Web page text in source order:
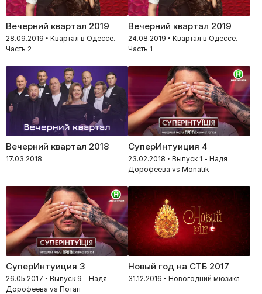
Вечерний квартал 2019
28.09.2019 • Квартал в Одессе.
Часть 2
Вечерний квартал 2019
24.08.2019 • Квартал в Одессе.
Часть 1
Вечерний квартал 2018
17.03.2018
СуперИнтуиция 4
23.02.2018 • Выпуск 1 - Надя
Дорофеева vs Monatik
СуперИнтуиция 3
26.05.2017 • Выпуск 9 - Надя
Дорофеева vs Потап
Новый год на СТБ 2017
31.12.2016 • Новогодний мюзикл